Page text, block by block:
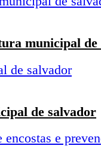
municipal
de salvador